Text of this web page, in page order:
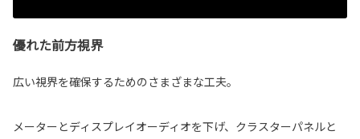
優れた前方視界
広い視界を確保するためのさまざまな工夫。
メーターとディスプレイオーディオを下げ、クラスターパネルと